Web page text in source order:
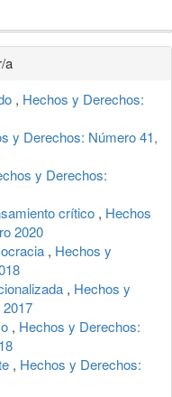
a
, Hechos y Derechos:
y Derechos: Número 41,
y Derechos:
crítico , Hechos
2020
, Hechos y
, Hechos y
, Hechos y Derechos:
, Hechos y Derechos: